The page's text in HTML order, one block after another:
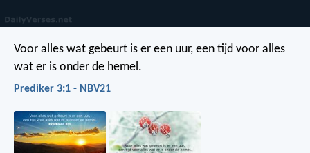
Voor alles wat gebeurt is er een uur, een tijd voor alles
wat er is onder de hemel.
Prediker 3:1 - NBV21